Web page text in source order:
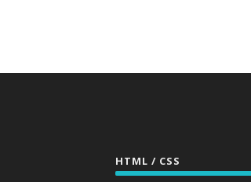
HTML / CSS